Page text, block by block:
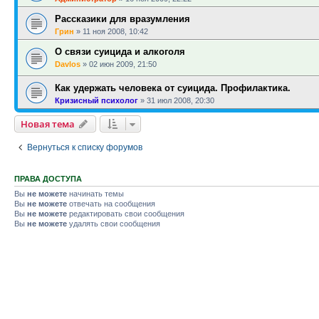
Рассказики для вразумления
Грин » 11 ноя 2008, 10:42
О связи суицида и алкоголя
Davlos » 02 июн 2009, 21:50
Как удержать человека от суицида. Профилактика.
Кризисный психолог » 31 июл 2008, 20:30
Новая тема
Вернуться к списку форумов
ПРАВА ДОСТУПА
Вы не можете начинать темы
Вы не можете отвечать на сообщения
Вы не можете редактировать свои сообщения
Вы не можете удалять свои сообщения